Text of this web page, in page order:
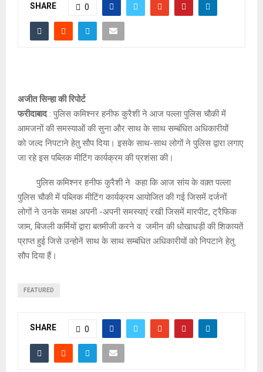
SHARE 0
अजीत सिन्हा की रिपोर्ट
फरीदाबाद: पुलिस कमिश्नर हनीफ कुरैशी ने आज पल्ला पुलिस चौकी में
आमजनों की समस्याओं की सुना और साथ के साथ सम्बंधित अधिकारीयों
को जल्द निपटाने हेतु सौप दिया। इसके साथ-साथ लोगों ने पुलिस द्वारा लगाए
जा रहे इस पब्लिक मीटिंग कार्यक्रम की प्रशंसा की।
पुलिस कमिश्नर हनीफ कुरैशी ने कहा कि आज सांय के वक़्त पल्ला
पुलिस चौकी में पब्लिक मीटिंग कार्यक्रम आयोजित की गई जिसमें दर्जनों
लोगों ने उनके समक्ष अपनी -अपनी समस्याएं रखी जिसमें मारपीट, ट्रैफिक
जाम, बिजली कर्मियों द्वारा बतमीजी करने व जमीन की धोखाधड़ी की शिकायतें
प्राप्त हुई जिसे उन्होनें साथ के साथ सम्बंधित अधिकारीयों को निपटाने हेतु
सौप दिया हैं।
FEATURED
SHARE 0